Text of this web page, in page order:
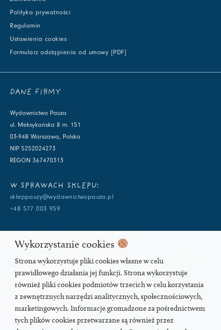
Polityka prywatności
Regulamin
Ustawienia cookies
Formularz odstąpienia od umowy [PDF]
DANE FIRMY
Wydawnictwo Pauza
ul. Meksykańska 8 m. 151
03-948 Warszawa, Polska
NIP 5252024273
REGON 367470313
W SPRAWACH SKLEPU:
skleppauzy@wydawnictwopauza.pl
+48 577 003 959
info@wydawnictwopauza.pl
+48 501 177 119 (czynny w dni powszednie w godzinach 11-15,
proszę o wysłanie wiadomości SMS, gdybym nie odbierała)
SOCIAL MEDIA
Wykorzystanie cookies
Strona wykorzystuje pliki cookies własne w celu
prawidłowego działania jej funkcji. Strona wykorzystuje
również pliki cookies podmiotów trzecich w celu korzystania
z zewnętrznych narzędzi analitycznych, społecznościowych,
marketingowych. Informacje gromadzone za pośrednictwem
tych plików cookies przetwarzane są również przez